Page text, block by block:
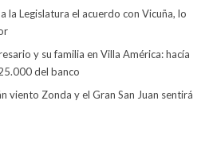
la Legislatura el acuerdo con Vicuña, lo
y su familia en Villa América: hacía
del banco
viento Zonda y el Gran San Juan sentirá